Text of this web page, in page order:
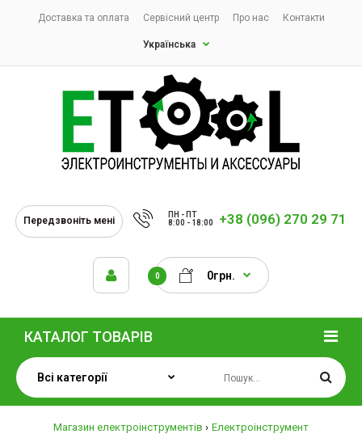
Доставка та оплата Сервісний центр Про нас Контакти
Українська
Передзвоніть мені
ПН - ПТ
8:00 - 18:00
+38 (096) 270 29 71
0 0грн.
КАТАЛОГ ТОВАРІВ
Магазин електроінструментів
Електроінструмент